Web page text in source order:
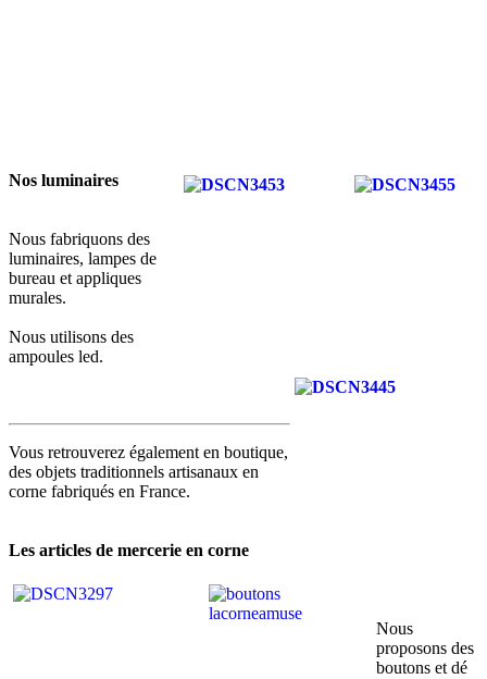
Nos luminaires
Nous fabriquons des
luminaires, lampes de
bureau et appliques
murales.
Nous utilisons des
ampoules led.
Vous retrouverez également en boutique,
des objets traditionnels artisanaux en
corne fabriqués en France.
Les articles de mercerie en corne
Nous
proposons des
boutons et dé